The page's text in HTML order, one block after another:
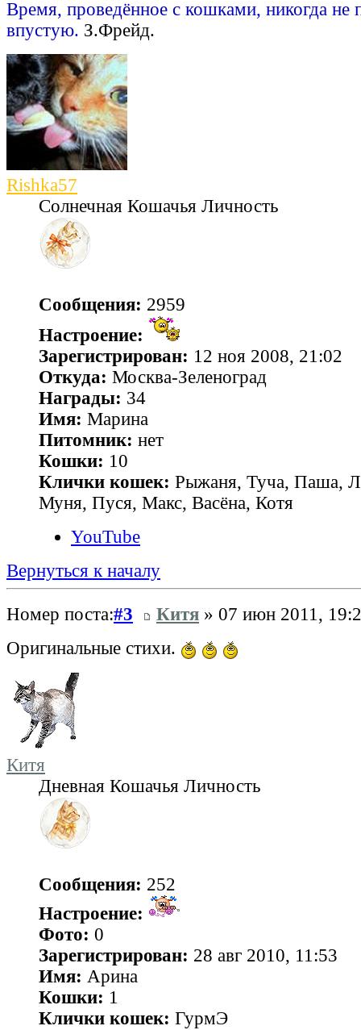
Время, проведённое с кошками, никогда не
впустую. З.Фрейд.
Rishka57
Солнечная Кошачья Личность
Сообщения: 2959
Настроение:
Зарегистрирован: 12 ноя 2008, 21:02
Откуда: Москва-Зеленоград
Награды: 34
Имя: Марина
Питомник: нет
Кошки: 10
Клички кошек: Рыжаня, Туча, Паша,
Муня, Пуся, Макс, Васёна, Котя
YouTube
Вернуться к началу
Номер поста:#3 Китя » 07 июн 2011,
Оригинальные стихи.
Китя
Дневная Кошачья Личность
Сообщения: 252
Настроение:
Фото: 0
Зарегистрирован: 28 авг 2010, 11:53
Имя: Арина
Кошки: 1
Клички кошек: ГурмЭ